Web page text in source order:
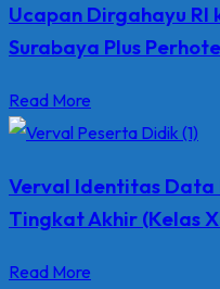
Ucapan Dirgahayu RI
Surabaya Plus
Read More
Verval Identitas Data
Tingkat Akhir (Kelas
Read More